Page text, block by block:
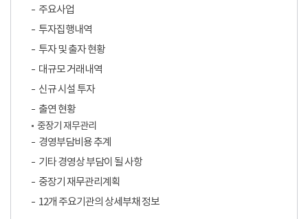
주요사업
투자집행내역
투자 및 출자 현황
대규모 거래내역
신규 시설 투자
출연 현황
중장기 재무관리
경영부담비용 추계
기타 경영상 부담이 될 사항
중장기 재무관리계획
12개 주요기관의 상세부채 정보